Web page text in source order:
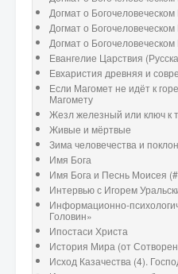
Догмат о
Догмат о
Догмат о
Евангелие Царствия
Евхаристия древняя и
Если Магомет не идёт к
Магомету
Жезл железный или ключ к
Живые и мёртвые
Зима человечества и
Имя Бога
Имя Бога и Песнь Моисея
Интервью с Игорем
Информационно-
Головин»
Ипостаси Христа
История Мира (от
Исход Казачества (4).